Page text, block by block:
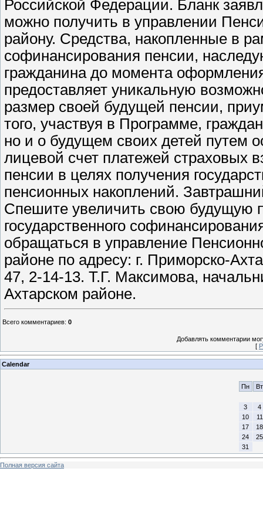
Российской Федерации. Бланк
можно получить в управлении
району. Средства, накопленные в
софинансирования пенсии,
гражданина до момента
предоставляет уникальную
размер своей будущей пенсии,
того, участвуя в Программе,
но и о будущем своих детей путем
лицевой счет платежей страховых
пенсии в целях получения
пенсионных накоплений.
Спешите увеличить свою будущую
государственного
обращаться в управление
районе по адресу: г. Приморско-
47, 2-14-13. Т.Г. Максимова,
Ахтарском районе.
Всего комментариев: 0
Добавлять комментарии
[
Calendar
Пн Вт
3
4
10
11
17
18
24
25
31
Полная версия сайта